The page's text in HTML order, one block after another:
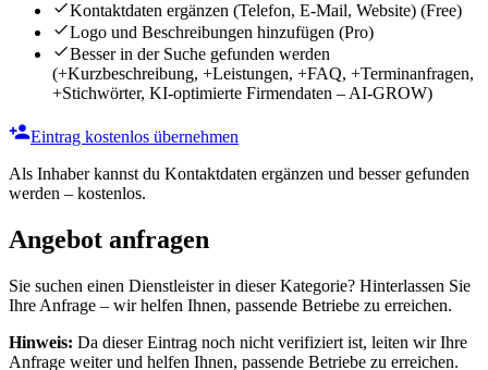
Kontaktdaten ergänzen (Telefon, E-Mail, Website) (Free)
Logo und Beschreibungen hinzufügen (Pro)
Besser in der Suche gefunden werden
(+Kurzbeschreibung, +Leistungen, +FAQ, +Terminanfragen,
+Stichwörter, KI-optimierte Firmendaten – AI-GROW)
Eintrag kostenlos übernehmen
Als Inhaber kannst du Kontaktdaten ergänzen und besser gefunden
werden – kostenlos.
Angebot anfragen
Sie suchen einen Dienstleister in dieser Kategorie? Hinterlassen Sie
Ihre Anfrage – wir helfen Ihnen, passende Betriebe zu erreichen.
Hinweis: Da dieser Eintrag noch nicht verifiziert ist, leiten wir Ihre
Anfrage weiter und helfen Ihnen, passende Betriebe zu erreichen.